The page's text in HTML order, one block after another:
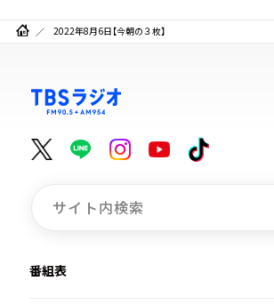
2022年8月6日【今朝の３枚】
番組表